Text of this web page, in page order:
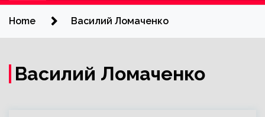
Home Василий Ломаченко
Василий Ломаченко